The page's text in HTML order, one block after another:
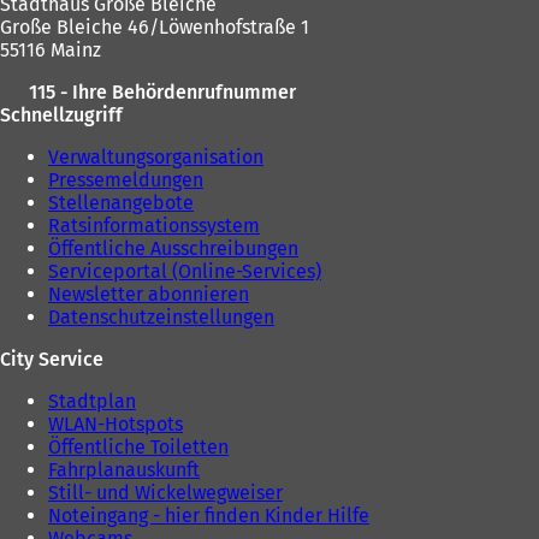
Große Bleiche 46/Löwenhofstraße 1
55116 Mainz
115 - Ihre Behördenrufnummer
Schnellzugriff
Verwaltungsorganisation
Pressemeldungen
Stellenangebote
Ratsinformationssystem
Öffentliche Ausschreibungen
Serviceportal (Online-Services)
Newsletter abonnieren
Datenschutzeinstellungen
City Service
Stadtplan
WLAN-Hotspots
Öffentliche Toiletten
Fahrplanauskunft
Still- und Wickelwegweiser
Noteingang - hier finden Kinder Hilfe